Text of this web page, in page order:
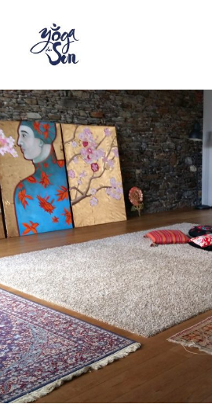
Formations
Stages
Cours
Ressources
Enseignants
Contact